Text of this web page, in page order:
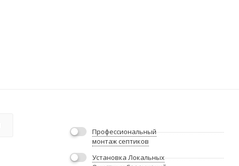
Профессиональный
монтаж септиков
Установка Локальных